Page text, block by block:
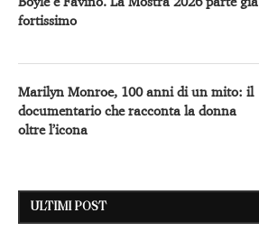
fortissimo
Marilyn Monroe, 100 anni di un mito: il
documentario che racconta la donna
oltre l’icona
ULTIMI POST